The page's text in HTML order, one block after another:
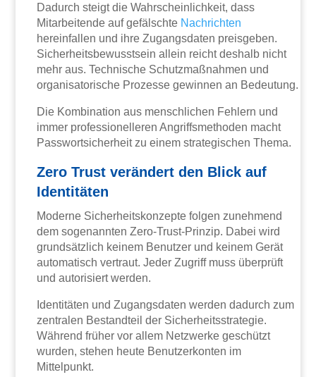
Dadurch steigt die Wahrscheinlichkeit, dass
Mitarbeitende auf gefälschte Nachrichten
hereinfallen und ihre Zugangsdaten preisgeben.
Sicherheitsbewusstsein allein reicht deshalb nicht
mehr aus. Technische Schutzmaßnahmen und
organisatorische Prozesse gewinnen an Bedeutung.
Die Kombination aus menschlichen Fehlern und
immer professionelleren Angriffsmethoden macht
Passwortsicherheit zu einem strategischen Thema.
Zero Trust verändert den Blick auf
Identitäten
Moderne Sicherheitskonzepte folgen zunehmend
dem sogenannten Zero-Trust-Prinzip. Dabei wird
grundsätzlich keinem Benutzer und keinem Gerät
automatisch vertraut. Jeder Zugriff muss überprüft
und autorisiert werden.
Identitäten und Zugangsdaten werden dadurch zum
zentralen Bestandteil der Sicherheitsstrategie.
Während früher vor allem Netzwerke geschützt
wurden, stehen heute Benutzerkonten im
Mittelpunkt.